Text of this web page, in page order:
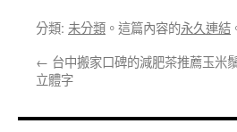
分類: 未分類 。這篇內容的永久連結
← 台中搬家口碑的減肥茶推薦玉米
立體字